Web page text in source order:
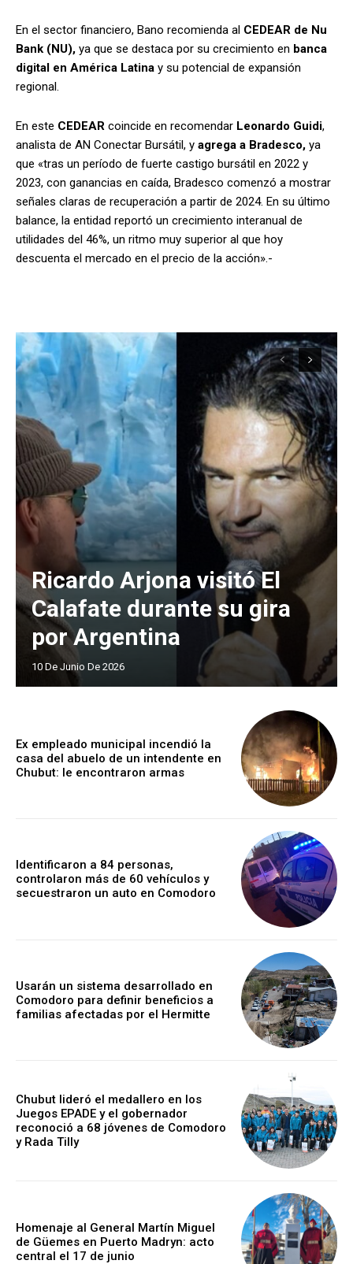
En el sector financiero, Bano recomienda al CEDEAR de Nu
Bank (NU), ya que se destaca por su crecimiento en banca
digital en América Latina y su potencial de expansión
regional.
En este CEDEAR coincide en recomendar Leonardo Guidi,
analista de AN Conectar Bursátil, y agrega a Bradesco, ya
que «tras un período de fuerte castigo bursátil en 2022 y
2023, con ganancias en caída, Bradesco comenzó a mostrar
señales claras de recuperación a partir de 2024. En su último
balance, la entidad reportó un crecimiento interanual de
utilidades del 46%, un ritmo muy superior al que hoy
descuenta el mercado en el precio de la acción».-
Ricardo Arjona visitó El
Calafate durante su gira
por Argentina
10 De Junio De 2026
Ex empleado municipal incendió la
casa del abuelo de un intendente en
Chubut: le encontraron armas
Identificaron a 84 personas,
controlaron más de 60 vehículos y
secuestraron un auto en Comodoro
Usarán un sistema desarrollado en
Comodoro para definir beneficios a
familias afectadas por el Hermitte
Chubut lideró el medallero en los
Juegos EPADE y el gobernador
reconoció a 68 jóvenes de Comodoro
y Rada Tilly
Homenaje al General Martín Miguel
de Güemes en Puerto Madryn: acto
central el 17 de junio